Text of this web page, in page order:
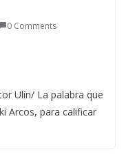
0 Comments
Ulín/ La palabra que
Arcos, para calificar